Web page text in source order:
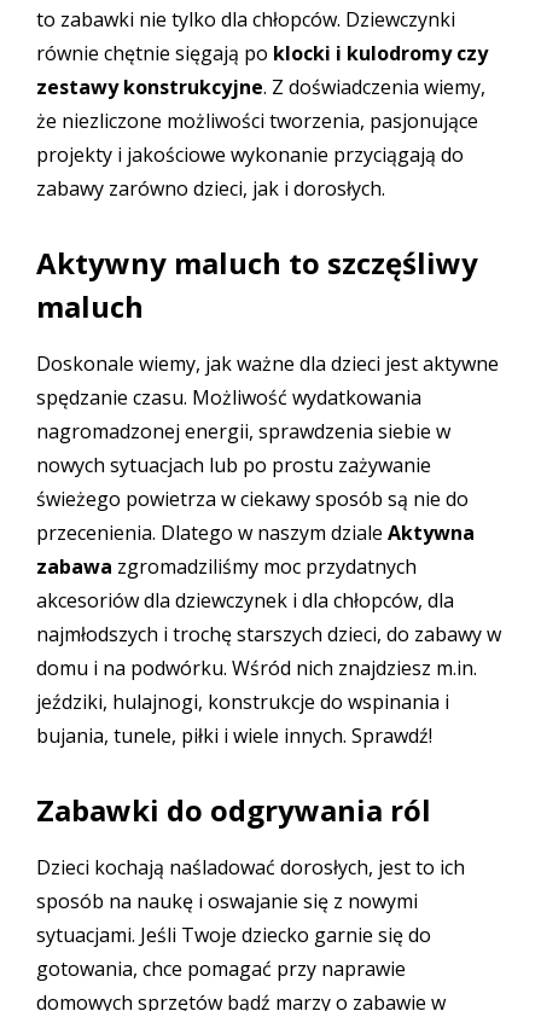
to zabawki nie tylko dla chłopców. Dziewczynki
równie chętnie sięgają po klocki i kulodromyczy
zestawy konstrukcyjne. Z doświadczenia wiemy,
że niezliczone możliwości tworzenia, pasjonujące
projekty i jakościowe wykonanie przyciągają do
zabawy zarówno dzieci, jak i dorosłych.
Aktywny maluch to szczęśliwy
maluch
Doskonale wiemy, jak ważne dla dzieci jest aktywne
spędzanie czasu. Możliwość wydatkowania
nagromadzonej energii, sprawdzenia siebie w
nowych sytuacjach lub po prostu zażywanie
świeżego powietrza w ciekawy sposób są nie do
przecenienia. Dlatego w naszym dziale Aktywna
zabawa zgromadziliśmy moc przydatnych
akcesoriów dla dziewczynek i dla chłopców, dla
najmłodszych i trochę starszych dzieci, do zabawy w
domu i na podwórku. Wśród nich znajdziesz m.in.
jeździki, hulajnogi, konstrukcje do wspinania i
bujania, tunele, piłki i wiele innych. Sprawdź!
Zabawki do odgrywania ról
Dzieci kochają naśladować dorosłych, jest to ich
sposób na naukę i oswajanie się z nowymi
sytuacjami. Jeśli Twoje dziecko garnie się do
gotowania, chce pomagać przy naprawie
domowych sprzętów bądź marzy o zabawie w